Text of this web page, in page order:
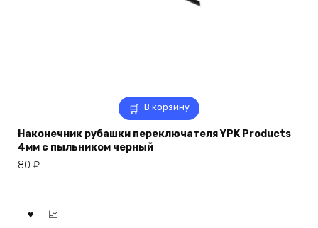
В корзину
Наконечник рубашки переключателя YPK Products
4мм с пыльником черный
80 ₽